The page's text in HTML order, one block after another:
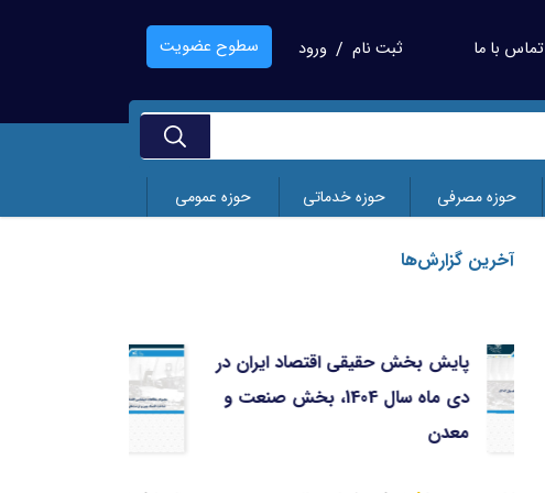
تماس با ما ثبت نام / ورود سطوح عضویت
حوزه مصرفی حوزه خدماتی حوزه عمومی
آخرین گزارش‌ها
پایش بخش حقیقی اقتصاد ایران در
دی ماه سال 1404، بخش صنعت و